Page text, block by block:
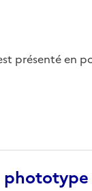
présenté en